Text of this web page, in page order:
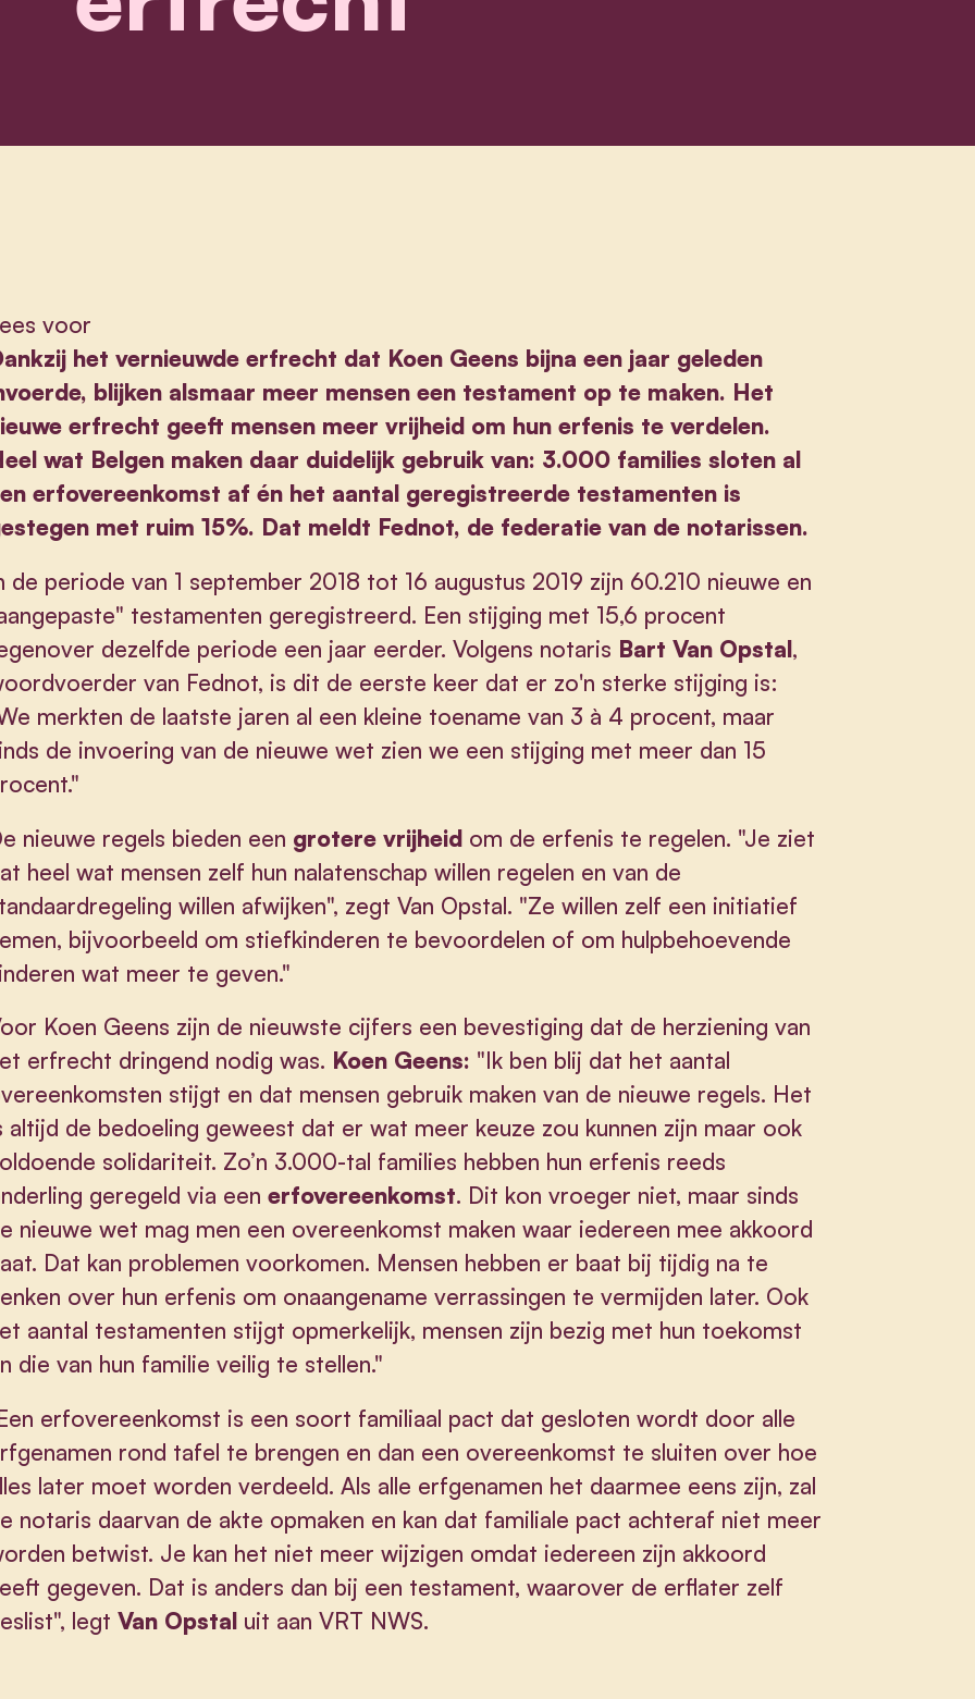
voor
het vernieuwde erfrecht dat Koen Geens bijna een jaar geleden
blijken alsmaar meer mensen een testament op te maken. Het
erfrecht geeft mensen meer vrijheid om hun erfenis te verdelen.
wat Belgen maken daar duidelijk gebruik van: 3.000 families sloten al
erfovereenkomst af én het aantal geregistreerde testamenten is
met ruim 15%. Dat meldt Fednot, de federatie van de notarissen.
de periode van 1 september 2018 tot 16 augustus 2019 zijn 60.210 nieuwe en
testamenten geregistreerd. Een stijging met 15,6 procent
dezelfde periode een jaar eerder. Volgens notaris Bart Van Opstal,
van Fednot, is dit de eerste keer dat er zo'n sterke stijging is:
merkten de laatste jaren al een kleine toename van 3 à 4 procent, maar
de invoering van de nieuwe wet zien we een stijging met meer dan 15
nieuwe regels bieden een grotere vrijheidom de erfenis te regelen. "Je ziet
heel wat mensen zelf hun nalatenschap willen regelen en van de
willen afwijken", zegt Van Opstal. "Ze willen zelf een initiatief
bijvoorbeeld om stiefkinderen te bevoordelen of om hulpbehoevende
wat meer te geven."
Koen Geens zijn de nieuwste cijfers een bevestiging dat de herziening van
erfrecht dringend nodig was. Koen Geens: "Ik ben blij dat het aantal
stijgt en dat mensen gebruik maken van de nieuwe regels. Het
altijd de bedoeling geweest dat er wat meer keuze zou kunnen zijn maar ook
solidariteit. Zo’n 3.000-tal families hebben hun erfenis reeds
geregeld via een erfovereenkomst. Dit kon vroeger niet, maar sinds
nieuwe wet mag men een overeenkomst maken waar iedereen mee akkoord
Dat kan problemen voorkomen. Mensen hebben er baat bij tijdig na te
over hun erfenis om onaangename verrassingen te vermijden later. Ook
aantal testamenten stijgt opmerkelijk, mensen zijn bezig met hun toekomst
die van hun familie veilig te stellen."
erfovereenkomst is een soort familiaal pact dat gesloten wordt door alle
rond tafel te brengen en dan een overeenkomst te sluiten over hoe
later moet worden verdeeld. Als alle erfgenamen het daarmee eens zijn, zal
notaris daarvan de akte opmaken en kan dat familiale pact achteraf niet meer
betwist. Je kan het niet meer wijzigen omdat iedereen zijn akkoord
gegeven. Dat is anders dan bij een testament, waarover de erflater zelf
legt Van Opstaluit aan VRT NWS.